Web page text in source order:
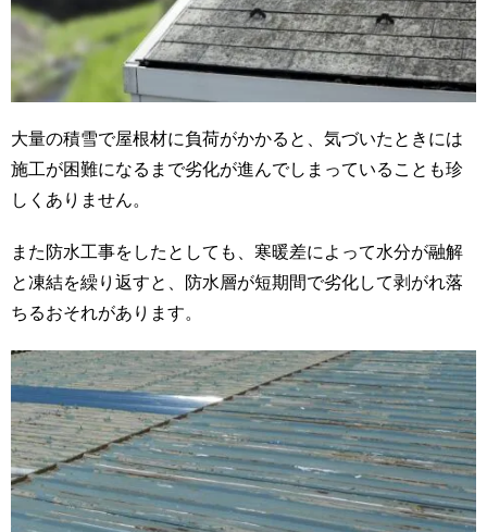
大量の積雪で屋根材に負荷がかかると、気づいたときには
施工が困難になるまで劣化が進んでしまっていることも珍
しくありません。
また防水工事をしたとしても、寒暖差によって水分が融解
と凍結を繰り返すと、防水層が短期間で劣化して剥がれ落
ちるおそれがあります。